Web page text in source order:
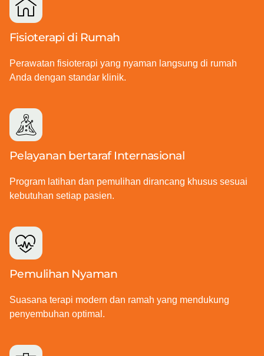
Fisioterapi di Rumah
Perawatan fisioterapi yang nyaman langsung di rumah
Anda dengan standar klinik.
Pelayanan bertaraf Internasional
Program latihan dan pemulihan dirancang khusus sesuai
kebutuhan setiap pasien.
Pemulihan Nyaman
Suasana terapi modern dan ramah yang mendukung
penyembuhan optimal.